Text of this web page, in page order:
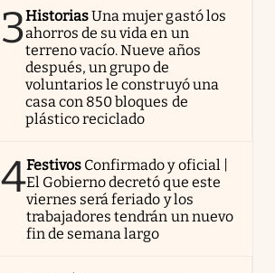
3HistoriasUna mujer gastó los
ahorros de su vida en un
terreno vacío. Nueve años
después, un grupo de
voluntarios le construyó una
casa con 850 bloques de
plástico reciclado
4Festivos Confirmado y oficial |
El Gobierno decretó que este
viernes será feriado y los
trabajadores tendrán un nuevo
fin de semana largo